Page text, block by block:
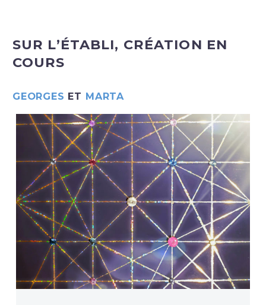
Français
SUR L’ÉTABLI, CRÉATION EN
COURS
GEORGES ET MARTA